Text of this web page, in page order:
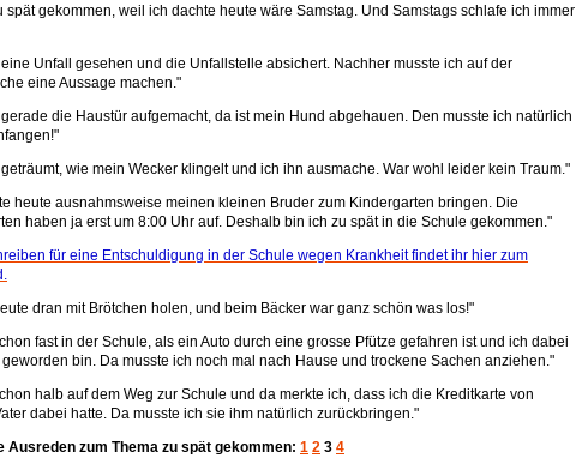
spät gekommen, weil ich dachte heute wäre Samstag. Und Samstags schlafe ich immer
Unfall gesehen und die Unfallstelle absichert. Nachher musste ich auf der
eine Aussage machen."
die Haustür aufgemacht, da ist mein Hund abgehauen. Den musste ich natürlich
wie mein Wecker klingelt und ich ihn ausmache. War wohl leider kein Traum."
heute ausnahmsweise meinen kleinen Bruder zum Kindergarten bringen. Die
haben ja erst um 8:00 Uhr auf. Deshalb bin ich zu spät in die Schule gekommen."
für eine Entschuldigung in der Schule wegen Krankheit findet ihr hier zum
dran mit Brötchen holen, und beim Bäcker war ganz schön was los!"
fast in der Schule, als ein Auto durch eine grosse Pfütze gefahren ist und ich dabei
bin. Da musste ich noch mal nach Hause und trockene Sachen anziehen."
halb auf dem Weg zur Schule und da merkte ich, dass ich die Kreditkarte von
dabei hatte. Da musste ich sie ihm natürlich zurückbringen."
Ausreden zum Thema zu spät gekommen: 1 2 3 4